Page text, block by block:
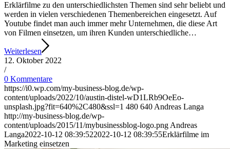
Erklärfilme zu den unterschiedlichsten Themen sind sehr beliebt und
werden in vielen verschiedenen Themenbereichen eingesetzt. Auf
Youtube findet man auch immer mehr Unternehmen, die diese Art
von Filmen einsetzen, um ihren Kunden unterschiedliche…
Weiterlesen
12. Oktober 2022
/
0 Kommentare
https://i0.wp.com/my-business-blog.de/wp-
content/uploads/2022/10/austin-distel-wD1LRb9OeEo-
unsplash.jpg?fit=640%2C480&ssl=1 480 640 Andreas Langa
http://my-business-blog.de/wp-
content/uploads/2015/11/mybusinessblog-logo.png Andreas
Langa2022-10-12 08:39:522022-10-12 08:39:55Erklärfilme im
Marketing einsetzen